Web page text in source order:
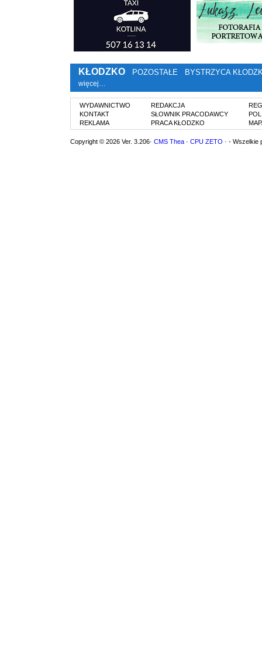
KŁODZKO POZOSTAŁE BYSTRZYCA
więcej…
WYDAWNICTWO
KONTAKT
REKLAMA
REDAKCJA
SŁOWNIK PRACODAWCY
PRACA KŁODZKO
Copyright © 2026 Ver. 3.206· CMS Thea · CPU ZETO · - Wszelkie